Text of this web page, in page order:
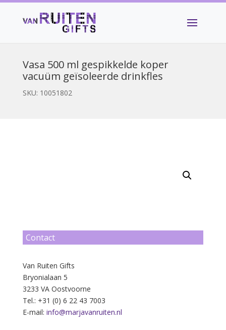
Vasa 500 ml gespikkelde koper
vacuüm geïsoleerde drinkfles
SKU: 10051802
Contact
Van Ruiten Gifts
Bryonialaan 5
3233 VA Oostvoorne
Tel.: +31 (0) 6 22 43 7003
E-mail: info@marjavanruiten.nl